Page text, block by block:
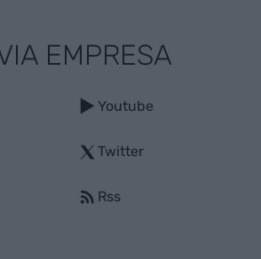
EMPRESA
Youtube
Twitter
Rss